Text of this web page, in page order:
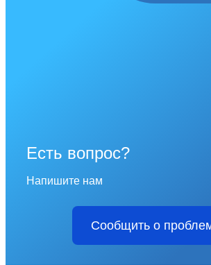
Есть вопрос?
Напишите нам
Сообщить о